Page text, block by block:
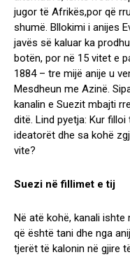
jugor të Afrikës,por që
shumë. Bllokimi i anijes
javës së kaluar ka
botën, por në 15 vitet e
1884 – tre mijë anije u
Mesdheun me Azinë.
kanalin e Suezit mbajti
ditë. Lind pyetja: Kur
ideatorët dhe sa kohë
vite?
Suezi në fillimet e tij
Në atë kohë, kanali ishte
që është tani dhe nga
tjerët të kalonin në gjire